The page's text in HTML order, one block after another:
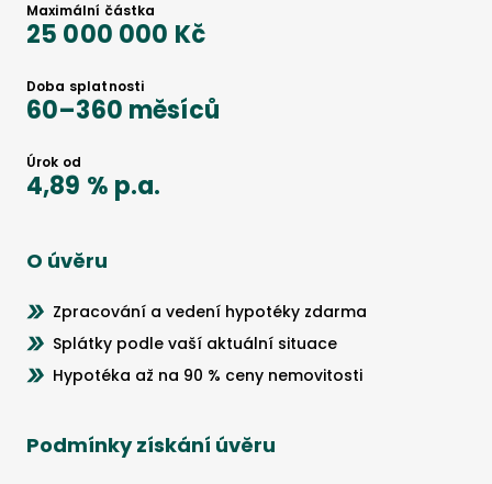
Maximální částka
25 000 000 Kč
Doba splatnosti
60–360 měsíců
Úrok od
4,89 % p.a.
O úvěru
Zpracování a vedení hypotéky zdarma
Splátky podle vaší aktuální situace
Hypotéka až na 90 % ceny nemovitosti
Podmínky získání úvěru